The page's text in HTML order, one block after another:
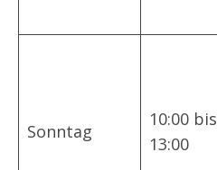
Sonntag
10:00 bis
13:00